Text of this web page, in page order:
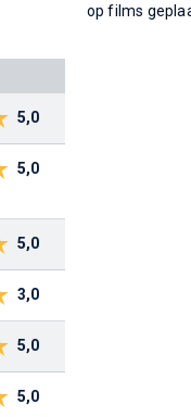
5,0
5,0
5,0
3,0
5,0
5,0
op films